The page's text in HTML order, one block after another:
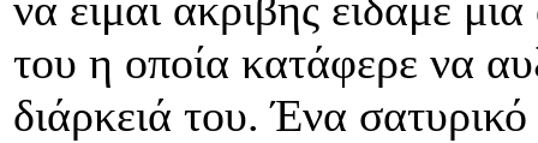
να είμαι ακριβής είδαμε
του η οποία κατάφερε να
διάρκειά του. Ένα